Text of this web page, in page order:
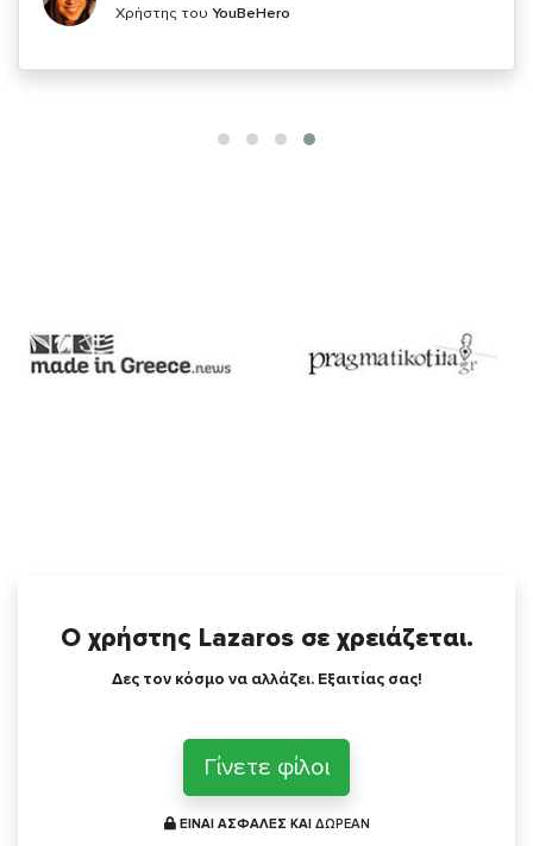
Ο χρήστης Lazaros σε χρειάζεται.
Δες τον κόσμο να αλλάζει. Εξαιτίας σας!
Γίνετε φίλοι
ΕΙΝΑΙ ΑΣΦΑΛΕΣ ΚΑΙ ΔΩΡΕΑΝ